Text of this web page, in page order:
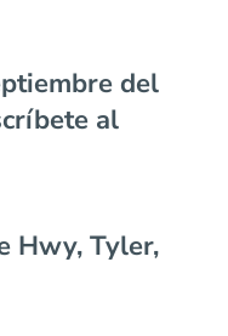
del
al
Hwy, Tyler,